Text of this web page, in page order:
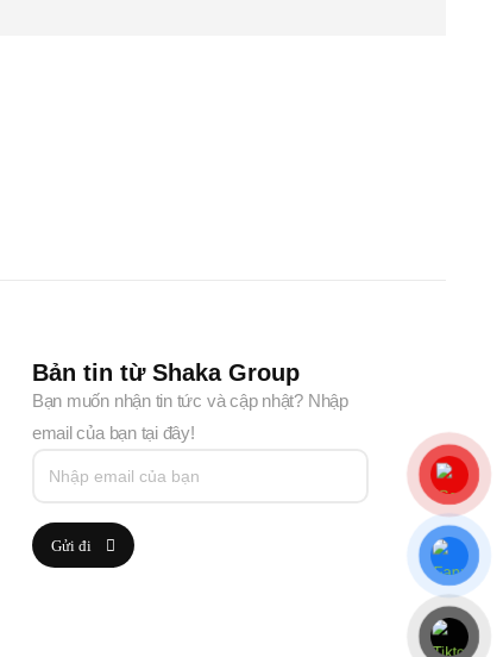
Bản tin từ Shaka Group
Bạn muốn nhận tin tức và cập nhật? Nhập
email của bạn tại đây!
Gửi đi